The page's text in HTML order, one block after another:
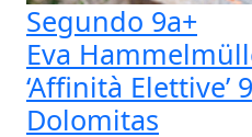
Segundo 9a+
Eva
‘Affinità Elettive’
Dolomitas